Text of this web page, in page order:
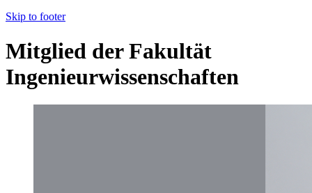
Skip to footer
Mitglied der Fakultät
Ingenieurwissenschaften